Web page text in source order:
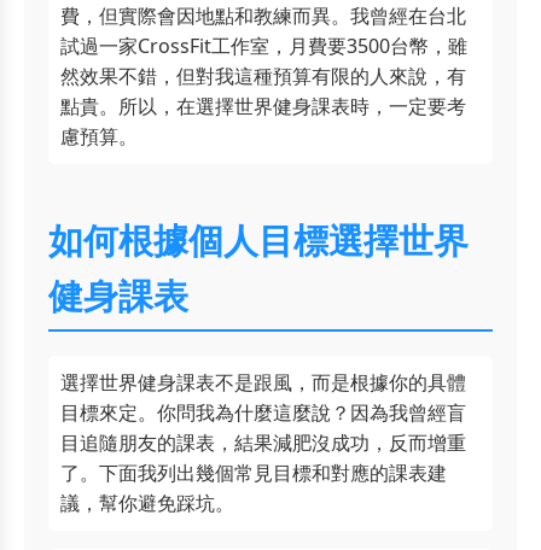
費，但實際會因地點和教練而異。我曾經在台北
試過一家CrossFit工作室，月費要3500台幣，雖
然效果不錯，但對我這種預算有限的人來說，有
點貴。所以，在選擇世界健身課表時，一定要考
慮預算。
如何根據個人目標選擇世界
健身課表
選擇世界健身課表不是跟風，而是根據你的具體
目標來定。你問我為什麼這麼說？因為我曾經盲
目追隨朋友的課表，結果減肥沒成功，反而增重
了。下面我列出幾個常見目標和對應的課表建
議，幫你避免踩坑。